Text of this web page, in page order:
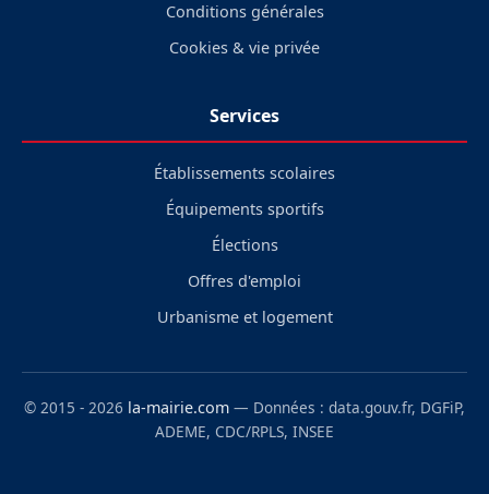
Conditions générales
Cookies & vie privée
Services
Établissements scolaires
Équipements sportifs
Élections
Offres d'emploi
Urbanisme et logement
© 2015 - 2026 la-mairie.com — Données : data.gouv.fr, DGFiP,
ADEME, CDC/RPLS, INSEE